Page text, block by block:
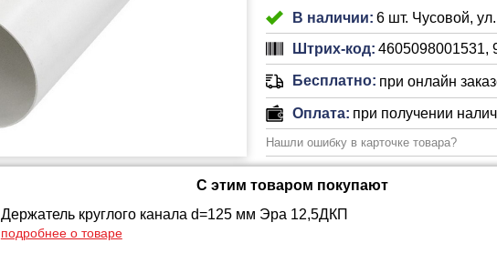
В наличии: 6 шт. Чусовой,
Штрих-код: 4605098001531,
Бесплатно: при онлайн
Оплата: при получении
Нашли ошибку в карточке товара?
С этим товаром покупают
Держатель круглого канала d=125 мм Эра 12,5ДКП
подробнее о товаре